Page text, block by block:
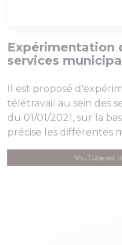
Expérimentation
services
Il est proposé
télétravail au sein des
du 01/01/2021, sur la
précise les différentes
YouTube est